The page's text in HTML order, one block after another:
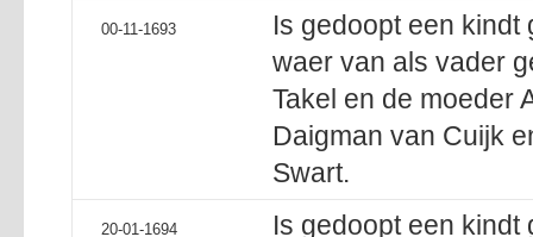
00-11-1693
Is gedoopt een kindt
waer van als vader
Takel en de moeder
Daigman van Cuijk
Swart.
20-01-1694 Is gedoopt een kindt